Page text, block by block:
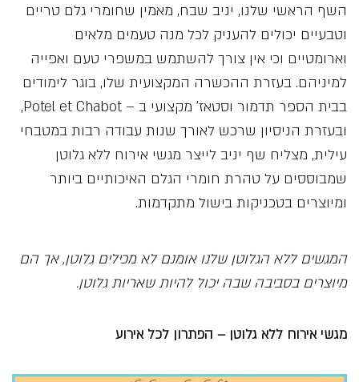
השף הראשי שלנו, יניב שבח, מאמין שחומרי גלם טריים
וטבעיים יכולים להעניק לכל מנה טעמים מלאים
וארומטיים וכי אין צורך להשתמש במשפרי טעם ואפייה
למיניהם. בעזרת ההכשרה המקצועית שלו, בוגר לימודים
בבית הספר תדמור וסטאז’ מקצועי ב – Potel et Chabot,
ובעזרת הניסיון שרכש לאורך שנות עבודה רבות במטבחי
עילית, מצליח שף יניב לייצר מגשי אירוח ללא גלוטן
שמבוססים על טהרת חומרי הגלם האיכותיים ביותר
ומיוצרים בטכניקות בישול מתקדמות.
המגשים ללא הגלוטן שלנו אומנם לא מכילים גלוטן, אך הם
מיוצרים בסביבה שבה יכול להיות שאריות גלוטן.
מגשי אירוח ללא גלוטן – הפתרון לכל אירוע